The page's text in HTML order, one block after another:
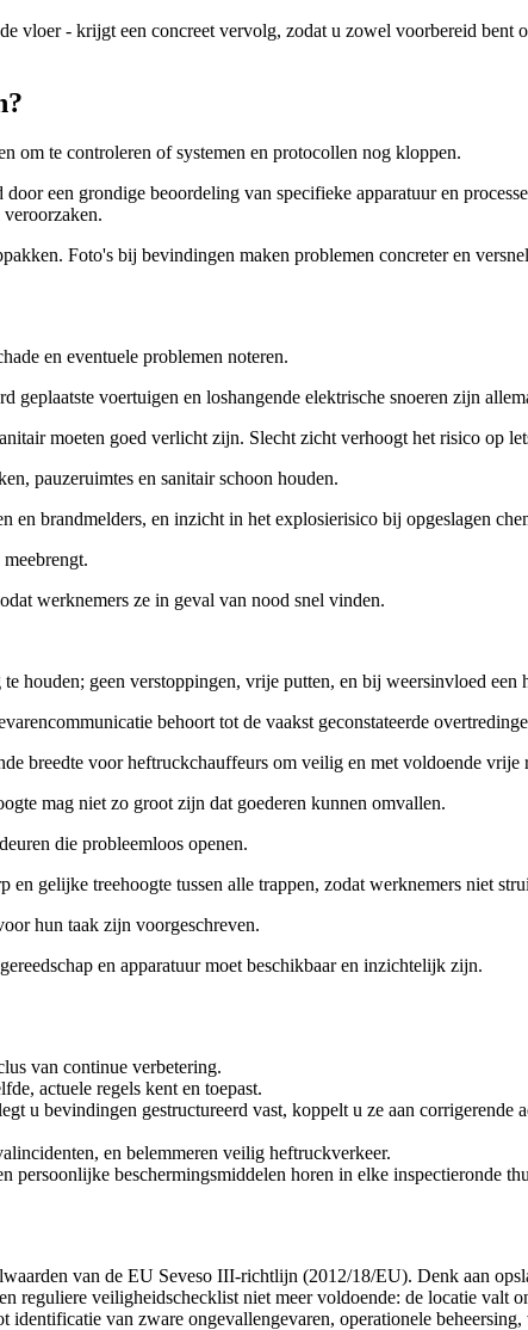
vloer - krijgt een concreet vervolg, zodat u zowel voorbereid bent
om te controleren of systemen en protocollen nog kloppen.
een grondige beoordeling van specifieke apparatuur en
Foto's bij bevindingen maken problemen concreter en
en eventuele problemen noteren.
voertuigen en loshangende elektrische snoeren zijn
moeten goed verlicht zijn. Slecht zicht verhoogt het risico op
pauzeruimtes en sanitair schoon houden.
en brandmelders, en inzicht in het explosierisico bij opgeslagen
werknemers ze in geval van nood snel vinden.
houden; geen verstoppingen, vrije putten, en bij weersinvloed een
behoort tot de vaakst geconstateerde
breedte voor heftruckchauffeurs om veilig en met voldoende vrije
mag niet zo groot zijn dat goederen kunnen omvallen.
die probleemloos openen.
gelijke treehoogte tussen alle trappen, zodat werknemers niet
hun taak zijn voorgeschreven.
en apparatuur moet beschikbaar en inzichtelijk zijn.
van continue verbetering.
actuele regels kent en toepast.
u bevindingen gestructureerd vast, koppelt u ze aan corrigerende
en belemmeren veilig heftruckverkeer.
persoonlijke beschermingsmiddelen horen in elke inspectieronde
van de EU Seveso III-richtlijn (2012/18/EU). Denk aan
veiligheidschecklist niet meer voldoende: de locatie valt
van zware ongevallengevaren, operationele